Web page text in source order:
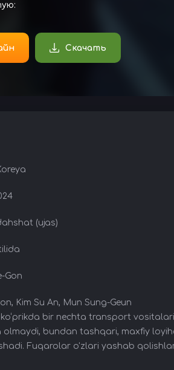
Скачать
(ujas)
Gon
Kim Su An, Mun Sung-Geun
bir nechta transport
bundan tashqari, maxfiy
Fuqarolar o'zlari yashab